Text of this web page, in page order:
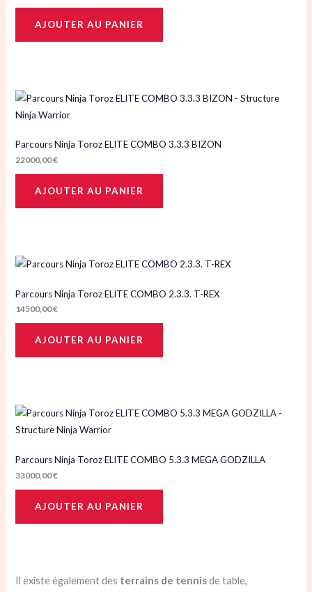
AJOUTER AU PANIER
Parcours Ninja Toroz ELITE COMBO 3.3.3 BIZON
22000,00€
AJOUTER AU PANIER
Parcours Ninja Toroz ELITE COMBO 2.3.3. T-REX
14500,00€
AJOUTER AU PANIER
Parcours Ninja Toroz ELITE COMBO 5.3.3 MEGA GODZILLA
33000,00€
AJOUTER AU PANIER
Il existe également des terrains de tennisde table,